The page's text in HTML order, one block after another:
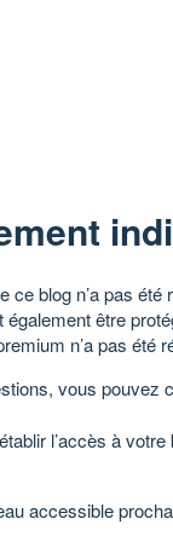
ce blog n’a pas
être
n’a pas été
vous pouvez
l’accès à
accessible